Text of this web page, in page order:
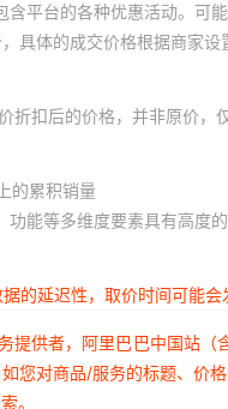
平台的各种优惠活动。可
具体的成交价格根据商家设
扣后的价格，并非原价，仅
的累积销量
能等多维度要素具有高度
的延迟性，取价时间可能
提供者，阿里巴巴中国站
您对商品/服务的标题、价
。